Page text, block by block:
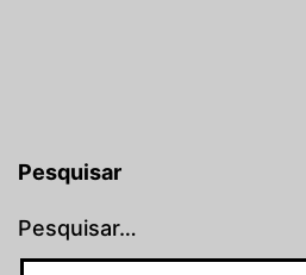
Pesquisar
Pesquisar…